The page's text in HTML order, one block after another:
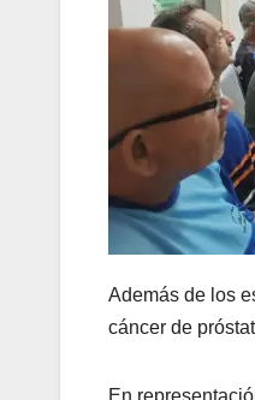
Además de los
cáncer de
En